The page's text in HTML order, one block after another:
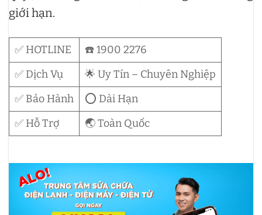
giới hạn.
✅ HOTLINE
☎️ 1900 2276
✅ Dịch Vụ
🌟 Uy Tín – Chuyên Nghiệp
✅ Bảo Hành
⭕ Dài Hạn
✅ Hỗ Trợ
🌏 Toàn Quốc